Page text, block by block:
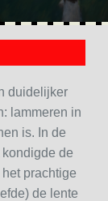
duidelijker
lammeren in
is. In de
de
prachtige
de lente